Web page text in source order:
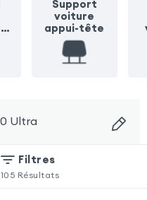
/
Support
voiture
appui-tête
Ultra
Filtres
105 Résultats